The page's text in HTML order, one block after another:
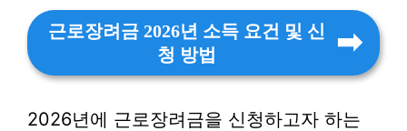
근로장려금 2026년 소득 요건 및 신
청 방법
2026년에 근로장려금을 신청하고자 하는